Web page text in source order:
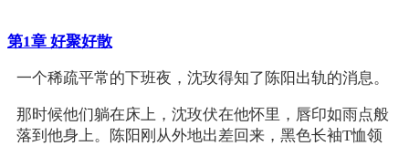
第1章 好聚好散
一个稀疏平常的下班夜，沈玫得知了陈阳出轨的消息。
那时候他们躺在床上，沈玫伏在他怀里，唇印如雨点般
落到他身上。陈阳刚从外地出差回来，黑色长袖T恤领